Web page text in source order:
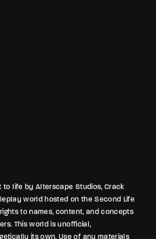
to life by Alterscape Studios, Crack
world hosted on the Second Life
to names, content, and concepts
This world is unofficial,
its own. Use of any materials